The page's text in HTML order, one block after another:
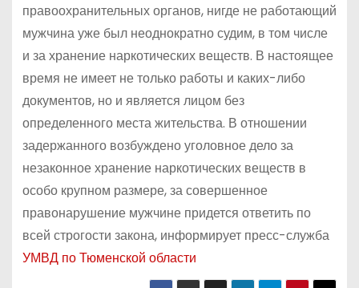
правоохранительных органов, нигде не работающий
мужчина уже был неоднократно судим, в том числе
и за хранение наркотических веществ. В настоящее
время не имеет не только работы и каких-либо
документов, но и является лицом без
определенного места жительства. В отношении
задержанного возбуждено уголовное дело за
незаконное хранение наркотических веществ в
особо крупном размере, за совершенное
правонарушение мужчине придется ответить по
всей строгости закона, информирует пресс-служба
УМВД по Тюменской области